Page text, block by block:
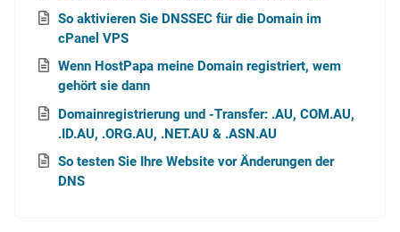
So aktivieren Sie DNSSEC für die Domain im
cPanel VPS
Wenn HostPapa meine Domain registriert, wem
gehört sie dann
Domainregistrierung und -Transfer: .AU, COM.AU,
.ID.AU, .ORG.AU, .NET.AU & .ASN.AU
So testen Sie Ihre Website vor Änderungen der
DNS